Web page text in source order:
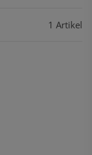
1 Artikel